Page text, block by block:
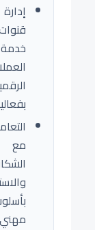
إدارة
خدمة
مع